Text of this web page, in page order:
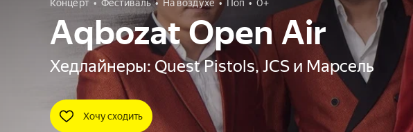
Концерт Фестиваль На воздухе Поп 0+
Aqbozat Open Air
Хедлайнеры: Quest Pistols, JCS и Марсель
Хочу сходить